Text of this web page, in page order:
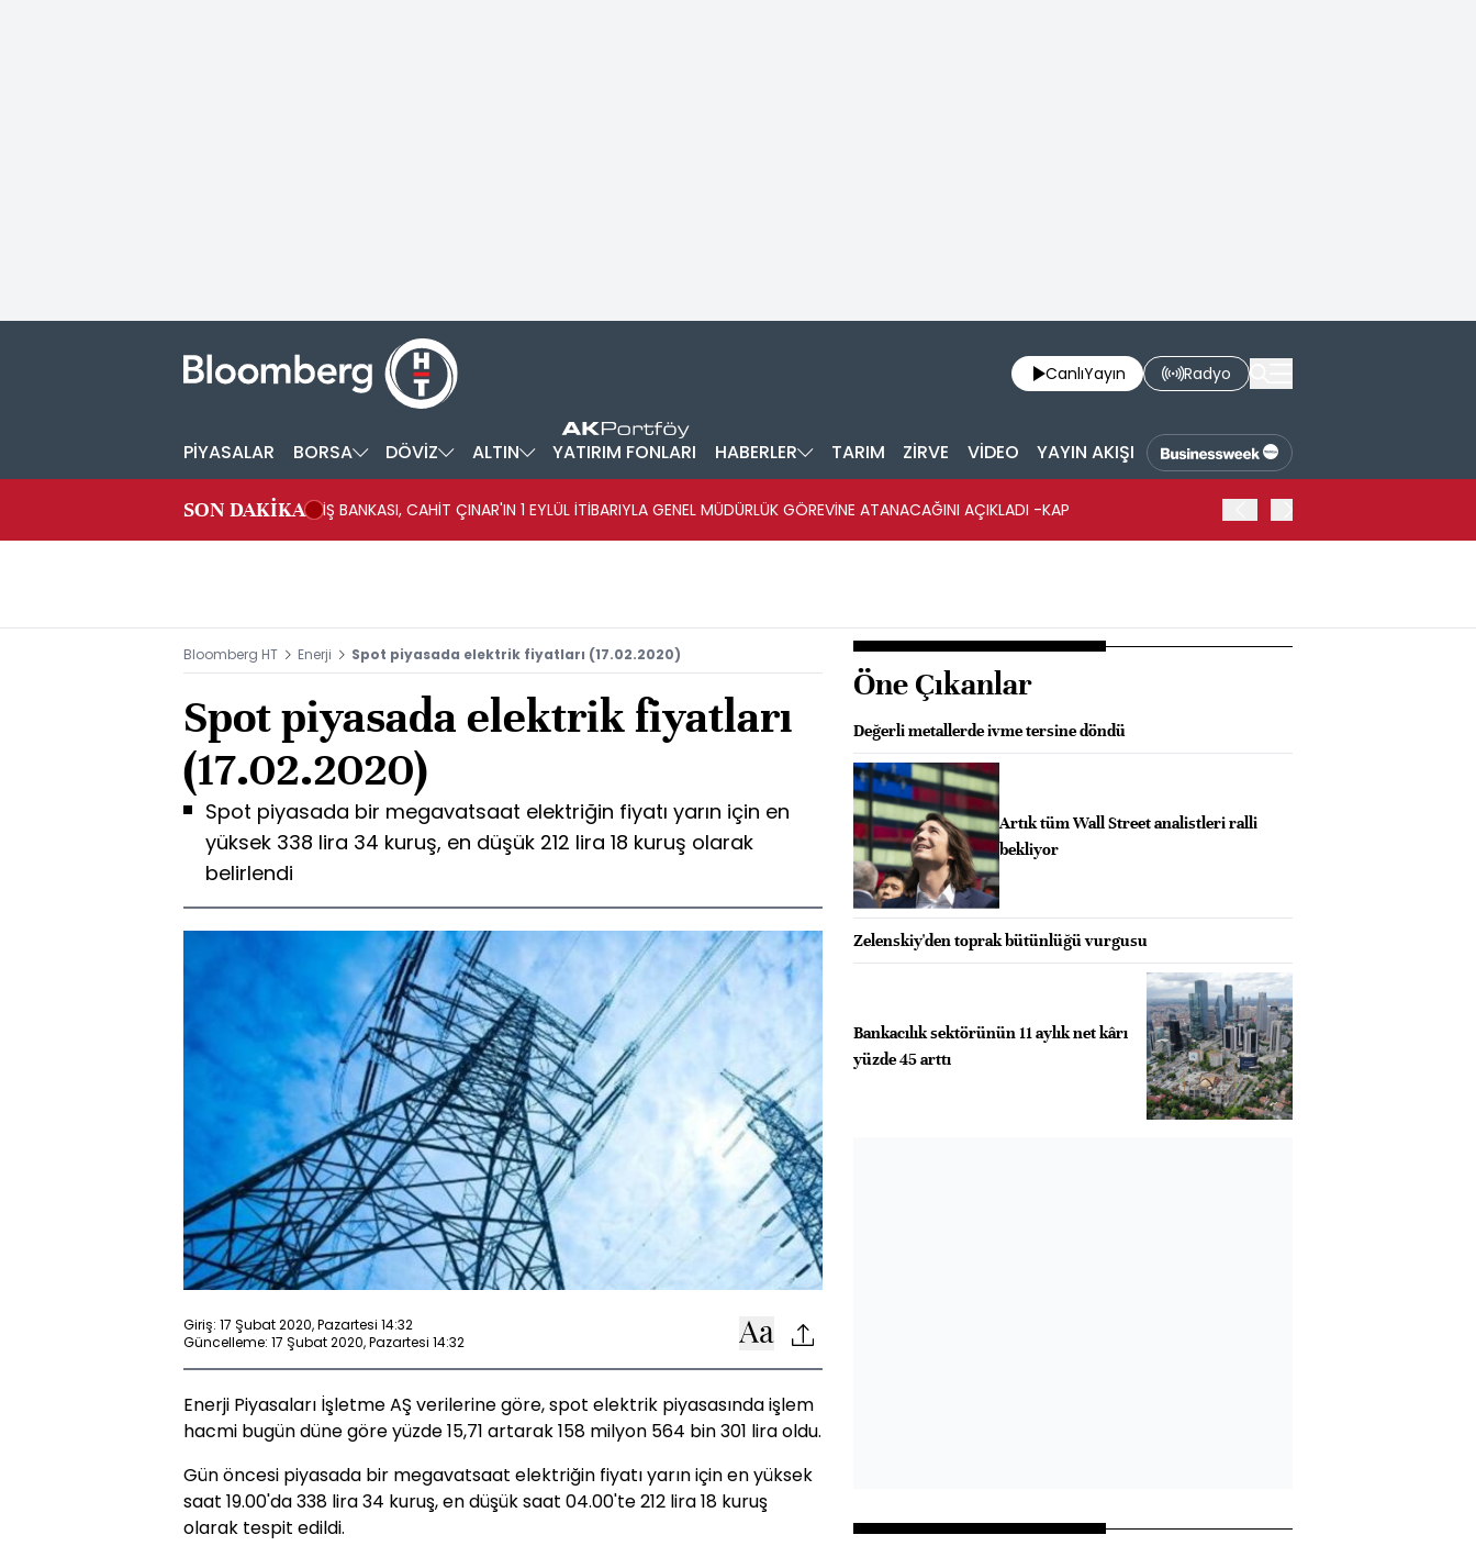
CanlıYayın Radyo
PİYASALAR BORSA DÖVİZ ALTIN YATIRIM FONLARI HABERLER TARIM ZİRVE VİDEO YAYIN AKIŞI
SON DAKİKA İŞ BANKASI, CAHİT ÇINAR'IN 1 EYLÜL İTİBARIYLA GENEL MÜDÜRLÜK GÖREVİNE ATANACAĞINI AÇIKLADI -KAP
Bloomberg HT Enerji Spot piyasada elektrik fiyatları (17.02.2020)
Spot piyasada elektrik fiyatları
(17.02.2020)
Spot piyasada bir megavatsaat elektriğin fiyatı yarın için en
yüksek 338 lira 34 kuruş, en düşük 212 lira 18 kuruş olarak
belirlendi
Giriş: 17 Şubat 2020, Pazartesi 14:32
Güncelleme: 17 Şubat 2020, Pazartesi 14:32
Enerji Piyasaları İşletme AŞ verilerine göre, spot elektrik piyasasında işlem
hacmi bugün düne göre yüzde 15,71 artarak 158 milyon 564 bin 301 lira oldu.
Gün öncesi piyasada bir megavatsaat elektriğin fiyatı yarın için en yüksek
saat 19.00'da 338 lira 34 kuruş, en düşük saat 04.00'te 212 lira 18 kuruş
olarak tespit edildi.
Öne Çıkanlar
Değerli metallerde ivme tersine döndü
Artık tüm Wall Street analistleri ralli
bekliyor
Zelenskiy'den toprak bütünlüğü vurgusu
Bankacılık sektörünün 11 aylık net kârı
yüzde 45 arttı